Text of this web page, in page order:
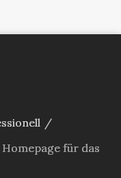
/
für das